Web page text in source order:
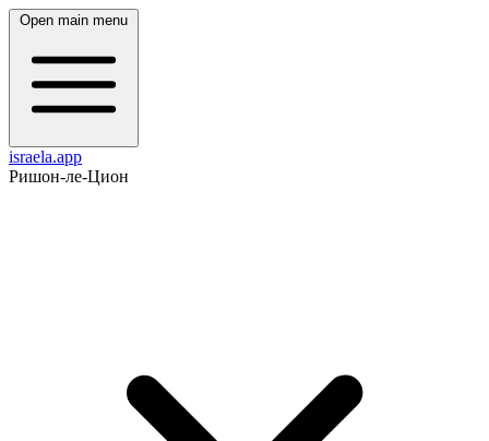
Open main menu
israela.app
Ришон-ле-Цион